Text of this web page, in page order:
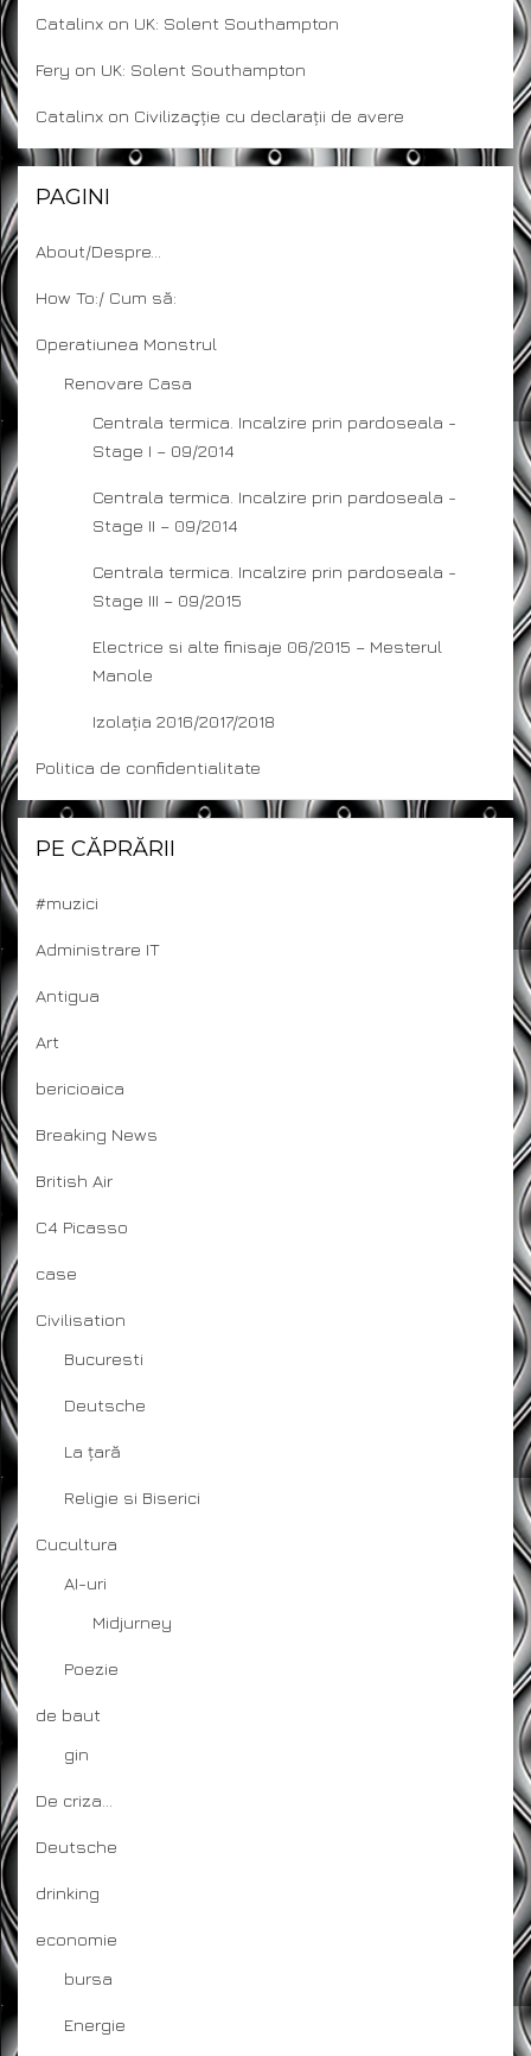
Catalinx on UK: Solent Southampton
Fery on UK: Solent Southampton
Catalinx on Civilizaçție cu declarații de avere
PAGINI
About/Despre…
How To:/ Cum să:
Operatiunea Monstrul
Renovare Casa
Centrala termica. Incalzire prin pardoseala -
Stage I – 09/2014
Centrala termica. Incalzire prin pardoseala -
Stage II – 09/2014
Centrala termica. Incalzire prin pardoseala -
Stage III – 09/2015
Electrice si alte finisaje 06/2015 – Mesterul
Manole
Izolația 2016/2017/2018
Politica de confidentialitate
PE CĂPRĂRII
#muzici
Administrare IT
Antigua
Art
bericioaica
Breaking News
British Air
C4 Picasso
case
Civilisation
Bucuresti
Deutsche
La țară
Religie si Biserici
Cucultura
AI-uri
Midjurney
Poezie
de baut
gin
De criza…
Deutsche
drinking
economie
bursa
Energie